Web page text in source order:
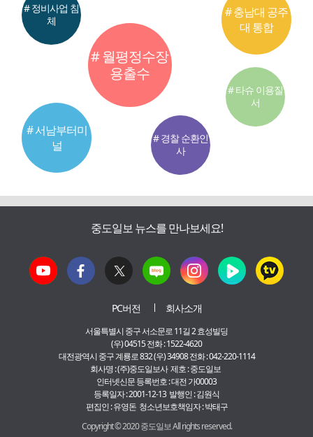
# 월평정수장
용출수
# 서남부터미
널
# 충남대 공주
대 통합
# 정비사업 침
체
# 경찰 순환인
사
# 타슈 이용질
서
중도일보 뉴스를 만나보세요!
PC버전 회사소개
서울특별시 중구 서소문로 11길 2 효성빌딩
(우) 04515 전화 : 1522-4620
대전광역시 중구 계룡로 832 (우) 34908 전화 : 042-220-1114
회사명 : (주)중도일보사 제호 : 중도일보
인터넷신문 등록번호 : 대전 가00003
등록일자 : 2001-12-13 발행인 : 김원식
편집인 : 유영돈 청소년보호책임자 : 박태구
Copyright © 2020 중도일보 All rights reserved.